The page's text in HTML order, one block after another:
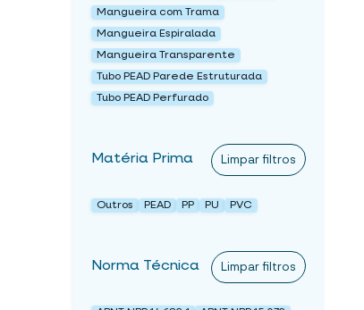
Mangueira com Trama
Mangueira Espiralada
Mangueira Transparente
Tubo PEAD Parede Estruturada
Tubo PEAD Perfurado
Matéria Prima Limpar filtros
Outros PEAD PP PU PVC
Norma Técnica Limpar filtros